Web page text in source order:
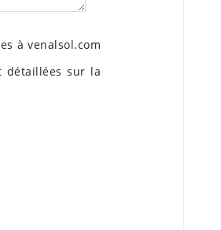
à venalsol.com
détaillées sur la